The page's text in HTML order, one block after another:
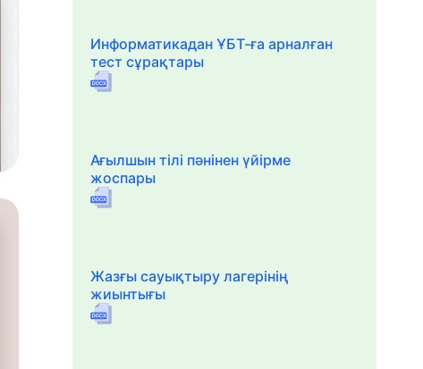
Информатикадан ҰБТ-ға арналған
тест сұрақтары
Ағылшын тілі пәнінен үйірме
жоспары
Жазғы сауықтыру лагерінің
жиынтығы